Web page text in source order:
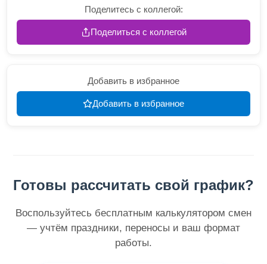
Поделитесь с коллегой:
Поделиться с коллегой
Добавить в избранное
Добавить в избранное
Готовы рассчитать свой график?
Воспользуйтесь бесплатным калькулятором смен
— учтём праздники, переносы и ваш формат
работы.